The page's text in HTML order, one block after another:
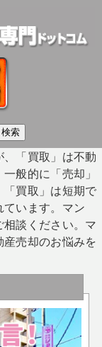
「買取」は不動
般的に「売却」
買取」は短期で
います。マン
談ください。マ
売却のお悩みを